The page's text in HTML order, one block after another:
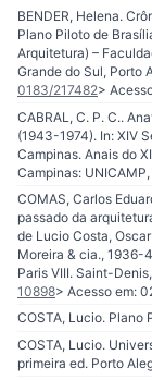
BENDER, Helena.
Plano Piloto de
Arquitetura) –
Grande do Sul, Porto
0183/217482>
CABRAL, C. P. C..
(1943-1974). In: XIV
Campinas. Anais do
Campinas: UNICAMP,
COMAS, Carlos
passado da
de Lucio Costa,
Moreira & cia., 1936-
Paris VIII. Saint-
10898> Acesso em:
COSTA, Lucio. Plano
COSTA, Lucio.
primeira ed. Porto